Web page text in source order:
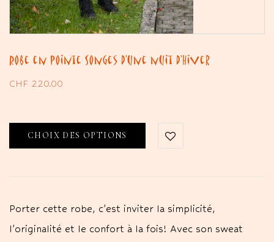
Robe en pointe Songes d’une nuit d’Hiver
CHF 220.00
CHOIX DES OPTIONS
Porter cette robe, c'est inviter la simplicité,
l'originalité et le confort à la fois! Avec son sweat